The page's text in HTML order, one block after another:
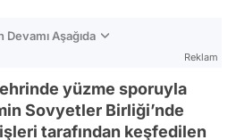
Devamı Aşağıda
Reklam
yüzme sporuyla
Sovyetler Birliği’nde
tarafından keşfedilen